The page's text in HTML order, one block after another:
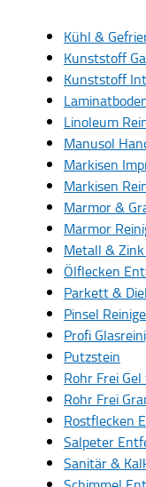
Kühl &
Kunststoff
Kunststoff
Linoleum
Manusol
Markisen
Markisen
Marmor &
Marmor
Metall &
Ölflecken
Parkett &
Pinsel
Profi
Putzstein
Rohr Frei
Rohr Frei
Rostflecken
Salpeter
Sanitär &